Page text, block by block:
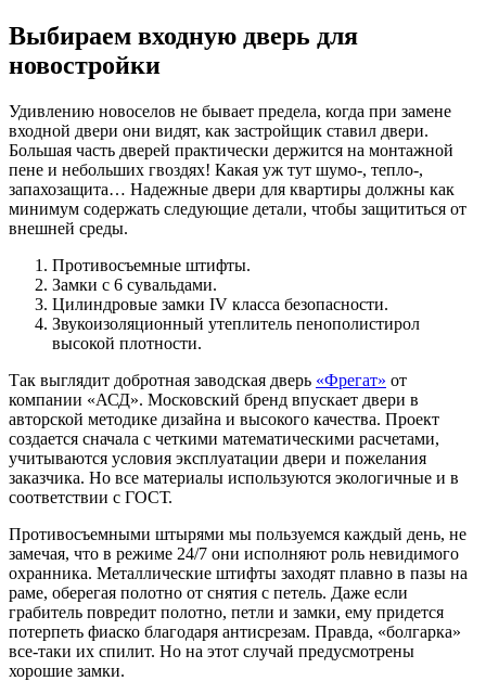
Выбираем входную дверь для
новостройки
Удивлению новоселов не бывает предела, когда при замене
входной двери они видят, как застройщик ставил двери.
Большая часть дверей практически держится на монтажной
пене и небольших гвоздях! Какая уж тут шумо-, тепло-,
запахозащита… Надежные двери для квартиры должны как
минимум содержать следующие детали, чтобы защититься от
внешней среды.
Противосъемные штифты.
Замки с 6 сувальдами.
Цилиндровые замки IV класса безопасности.
Звукоизоляционный утеплитель пенополистирол
высокой плотности.
Так выглядит добротная заводская дверь «Фрегат» от
компании «АСД». Московский бренд впускает двери в
авторской методике дизайна и высокого качества. Проект
создается сначала с четкими математическими расчетами,
учитываются условия эксплуатации двери и пожелания
заказчика. Но все материалы используются экологичные и в
соответствии с ГОСТ.
Противосъемными штырями мы пользуемся каждый день, не
замечая, что в режиме 24/7 они исполняют роль невидимого
охранника. Металлические штифты заходят плавно в пазы на
раме, оберегая полотно от снятия с петель. Даже если
грабитель повредит полотно, петли и замки, ему придется
потерпеть фиаско благодаря антисрезам. Правда, «болгарка»
все-таки их спилит. Но на этот случай предусмотрены
хорошие замки.